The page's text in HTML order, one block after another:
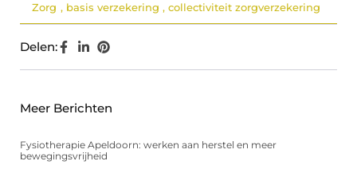
Zorg , basis verzekering , collectiviteit zorgverzekering
Delen:
Meer Berichten
Fysiotherapie Apeldoorn: werken aan herstel en meer
bewegingsvrijheid